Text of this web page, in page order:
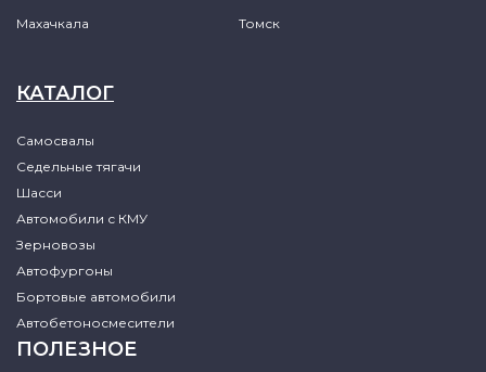
Махачкала Томск
КАТАЛОГ
Самосвалы
Седельные тягачи
Шасси
Автомобили с КМУ
Зерновозы
Автофургоны
Бортовые автомобили
Автобетоносмесители
ПОЛЕЗНОЕ